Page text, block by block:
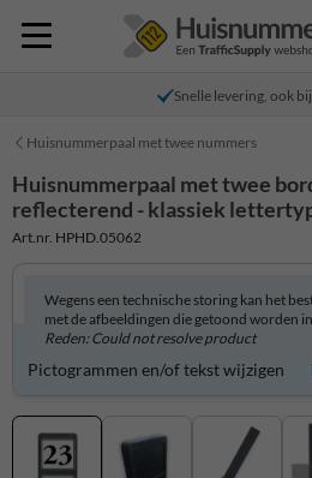
Snelle levering, ook
Huisnummerpaal met twee nummers
Huisnummerpaal met twee
reflecterend - klassiek
Art.nr. HPHD.05062
Wegens een technische storing kan het
met de afbeeldingen die getoond worden in
Reden: Could not resolve product
Product zelf aanpassen?
Pictogrammen en/of tekst wijzigen